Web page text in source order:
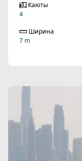
Каюты
4
Ширина
7 m